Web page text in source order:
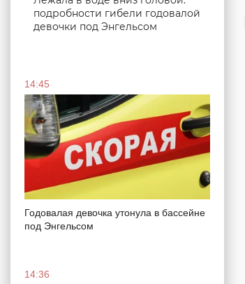
подробности гибели годовалой
девочки под Энгельсом
14:45
Годовалая девочка утонула в бассейне
под Энгельсом
14:36